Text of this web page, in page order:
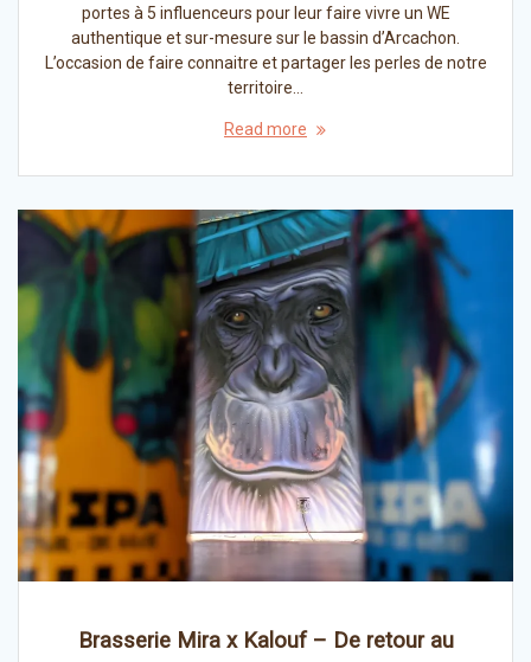
portes à 5 influenceurs pour leur faire vivre un WE
authentique et sur-mesure sur le bassin d’Arcachon.
L’occasion de faire connaitre et partager les perles de notre
territoire…
Read more
Brasserie Mira x Kalouf – De retour au